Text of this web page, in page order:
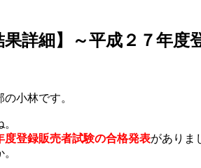
果詳細】～平成２７年度
小林です。
度登録販売者試験の合格発表がありま